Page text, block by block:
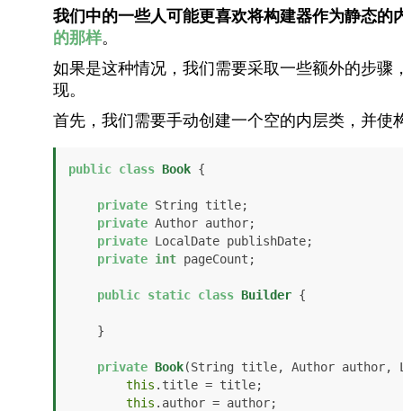
我们中的一些人可能更喜欢将构建器作为静态的
的那样。
如果是这种情况，我们需要采取一些额外的步骤
现。
首先，我们需要手动创建一个空的内层类，并使
public class Book {
private String title;
private Author author;
private LocalDate publishDate;
private int pageCount;
public static class Builder {
private Book(String title, Author author,
this .title = title;
this .author = author;